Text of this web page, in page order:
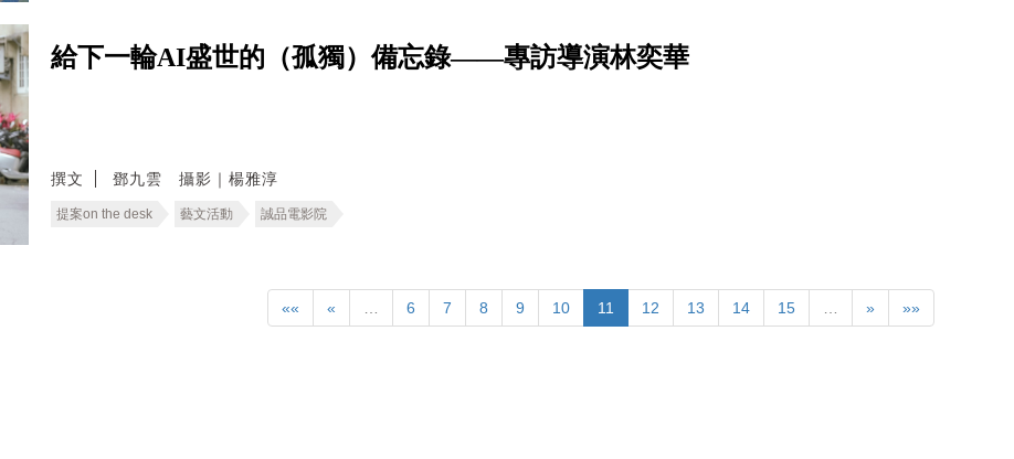
給下一輪AI盛世的（孤獨）備忘錄——專訪導演林奕華
撰文 鄧九雲 攝影｜楊雅淳
提案on the desk 藝文活動 誠品電影院
«« « … 6 7 8 9 10 11 12 13 14 15 … » »»